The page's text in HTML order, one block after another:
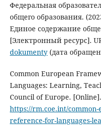
Федеральная
общего образования.
Единое содержание
[Электронный ресурс].
dokumenty(дата
Common European
Languages: Learning,
Council of Europe.
https://rm.coe.int/
reference-for-languages-